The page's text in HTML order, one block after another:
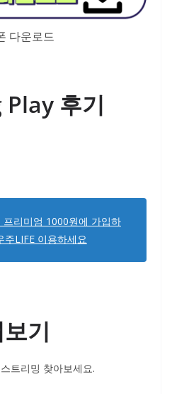
다운로드
후기
프리미엄 1000원에 가입하
주LIFE 이용하세요
기
트리밍 찾아보세요.